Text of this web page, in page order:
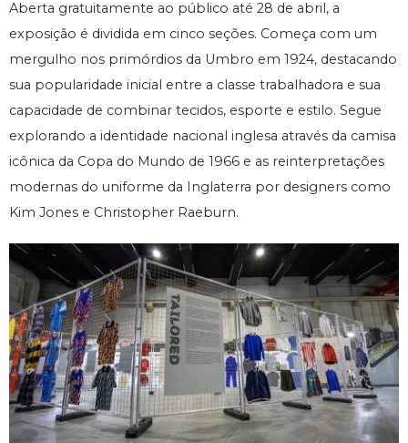
Aberta gratuitamente ao público até 28 de abril, a
exposição é dividida em cinco seções. Começa com um
mergulho nos primórdios da Umbro em 1924, destacando
sua popularidade inicial entre a classe trabalhadora e sua
capacidade de combinar tecidos, esporte e estilo. Segue
explorando a identidade nacional inglesa através da camisa
icônica da Copa do Mundo de 1966 e as reinterpretações
modernas do uniforme da Inglaterra por designers como
Kim Jones e Christopher Raeburn.